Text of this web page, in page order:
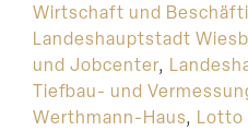
Wirtschaft und
Landeshauptstadt
und Jobcenter,
Tiefbau- und
Werthmann-Haus, Lotto